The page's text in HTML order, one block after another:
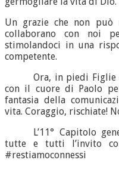
Un grazie che non
collaborano con noi
stimolandoci in una
competente.
Ora, in piedi Figlie
con il cuore di Paolo
fantasia della
vita. Coraggio, rischiate!
L’11° Capitolo
tutte e tutti l’invito
#restiamoconnessi